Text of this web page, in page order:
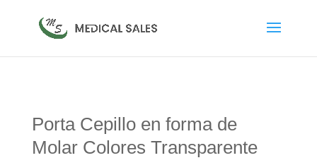
Porta Cepillo en forma de
Molar Colores Transparente